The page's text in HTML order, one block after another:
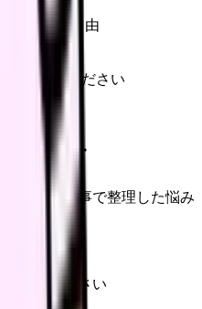
退会自由
確認してください
を探す
、この記事で整理した悩み
してください